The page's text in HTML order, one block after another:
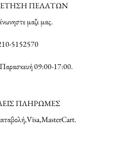
ΠΕΛΑΤΩΝ
μαζι μας.
5152570
09:00-17:00.
ΠΛΗΡΩΜΕΣ